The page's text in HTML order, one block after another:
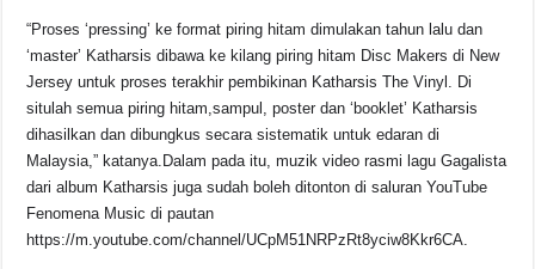
“Proses ‘pressing’ ke format piring hitam dimulakan tahun lalu dan
‘master’ Katharsis dibawa ke kilang piring hitam Disc Makers di New
Jersey untuk proses terakhir pembikinan Katharsis The Vinyl. Di
situlah semua piring hitam,sampul, poster dan ‘booklet’ Katharsis
dihasilkan dan dibungkus secara sistematik untuk edaran di
Malaysia,” katanya.Dalam pada itu, muzik video rasmi lagu Gagalista
dari album Katharsis juga sudah boleh ditonton di saluran YouTube
Fenomena Music di pautan
https://m.youtube.com/channel/UCpM51NRPzRt8yciw8Kkr6CA.